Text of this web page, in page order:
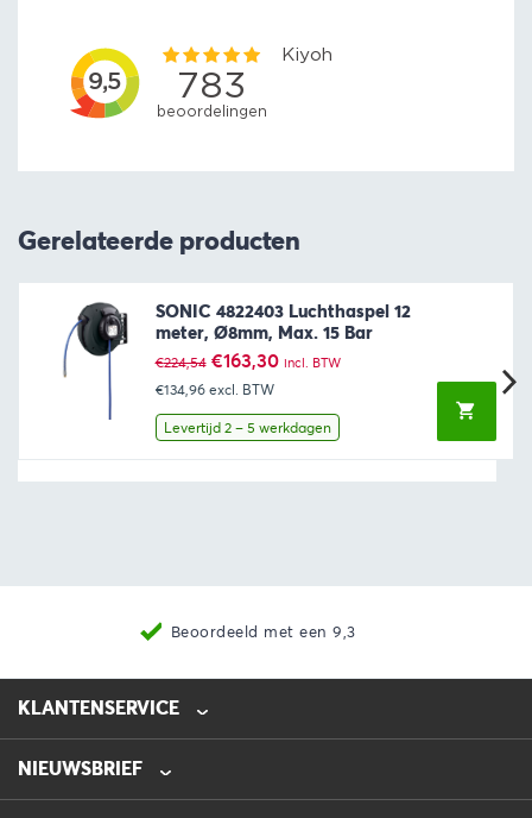
Gerelateerde producten
SONIC 4822403 Luchthaspel 12
meter, Ø8mm, Max. 15 Bar
€224,54 Oorspronkelijke
prijs
was:
€224,54.
€163,30Huidige
€163,30.
incl. BTW
€134,96 excl. BTW
Levertijd 2 – 5 werkdagen
Beoordeeld met een 9,3
KLANTENSERVICE
0475-218632
NIEUWSBRIEF